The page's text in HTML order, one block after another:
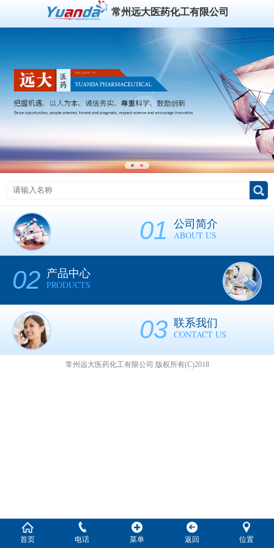
常州远大医药化工有限公司
01 公司简介
ABOUT US
02 产品中心
PRODUCTS
03 联系我们
CONTACT US
常州远大医药化工有限公司 版权所有(C)2018
首页 电话 菜单 返回 位置